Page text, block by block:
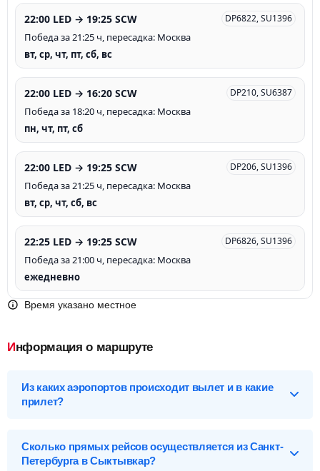
22:00 LED → 19:25 SCW DP6822, SU1396
Победа за 21:25 ч, пересадка: Москва
вт, ср, чт, пт, сб, вс
22:00 LED → 16:20 SCW DP210, SU6387
Победа за 18:20 ч, пересадка: Москва
пн, чт, пт, сб
22:00 LED → 19:25 SCW DP206, SU1396
Победа за 21:25 ч, пересадка: Москва
вт, ср, чт, сб, вс
22:25 LED → 19:25 SCW DP6826, SU1396
Победа за 21:00 ч, пересадка: Москва
ежедневно
Время указано местное
Информация о маршруте
Из каких аэропортов происходит вылет и в какие
прилет?
Санкт-Петербург (LED), Россия
Сколько прямых рейсов осуществляется из Санкт-
Петербурга в Сыктывкар?